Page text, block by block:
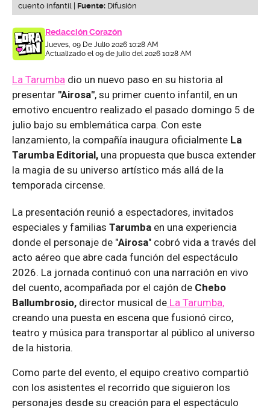
cuento infantil | Fuente: Difusión
Redacción Corazón
Jueves, 09 De Julio 2026 10:28 AM
Actualizado el 09 de julio del 2026 10:28 AM
La Tarumba dio un nuevo paso en su historia al
presentar "Airosa", su primer cuento infantil, en un
emotivo encuentro realizado el pasado domingo 5 de
julio bajo su emblemática carpa. Con este
lanzamiento, la compañía inaugura oficialmente La
Tarumba Editorial, una propuesta que busca extender
la magia de su universo artístico más allá de la
temporada circense.
La presentación reunió a espectadores, invitados
especiales y familias Tarumba en una experiencia
donde el personaje de "Airosa" cobró vida a través del
acto aéreo que abre cada función del espectáculo
2026. La jornada continuó con una narración en vivo
del cuento, acompañada por el cajón de Chebo
Ballumbrosio, director musical de La Tarumba,
creando una puesta en escena que fusionó circo,
teatro y música para transportar al público al universo
de la historia.
Como parte del evento, el equipo creativo compartió
con los asistentes el recorrido que siguieron los
personajes desde su creación para el espectáculo